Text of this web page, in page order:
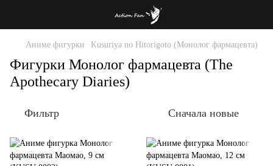
Аниме фигурки Kusuriya no Hitorigoto (Монолог фармацевта)
Фигурки Монолог фармацевта (The
Apothecary Diaries)
Фильтр Сначала новые